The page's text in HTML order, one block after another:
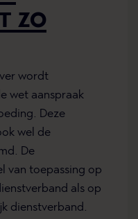
ZO
wordt
wet aanspraak
Deze
wel de
De
van toepassing op
als op
dienstverband.